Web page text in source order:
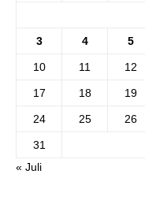
3 4 5
10 11 12
17 18 19
24 25 26
31
« Juli